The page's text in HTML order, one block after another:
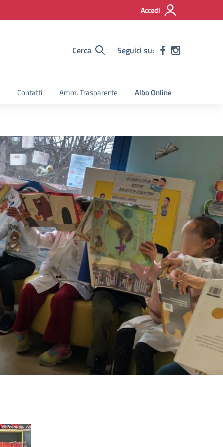
Accedi
Cerca Seguici su:
Contatti Amm. Trasparente Albo Online